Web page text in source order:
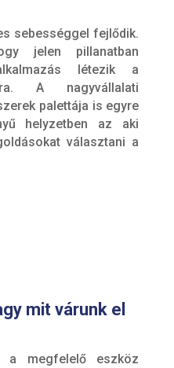
sebességgel fejlődik.
jelen pillanatban
létezik a
A nagyvállalati
palettája is egyre
helyzetben az aki
választani a
mit várunk el
a megfelelő eszköz